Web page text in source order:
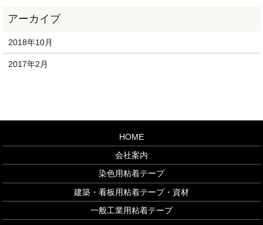
2018年10月
2017年2月
HOME
会社案内
染色用粘着テープ
建築・看板用粘着テープ・資材
一般工業用粘着テープ